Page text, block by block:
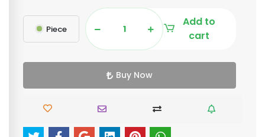
Piece
Add to
cart
Buy Now